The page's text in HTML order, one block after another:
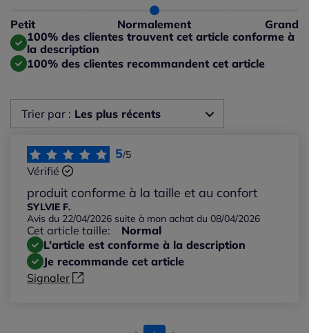
Petit Normalement Grand
Taille normalement : 100%
Taille grand : 0%
100% des clientes trouvent cet article conforme à
la description
100% des clientes recommandent cet article
Trier par : Les plus récents
Les plus récents
Les plus anciens
Notes les plus élevées
Notes les plus basses
5/5
Vérifié
produit conforme à la taille et au confort
SYLVIE F.
Avis du 22/04/2026 suite à mon achat du 08/04/2026
Cet article taille:
Normal
L’article est conforme à la description
Je recommande cet article
Signaler